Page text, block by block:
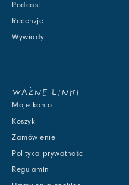
Podcast
Recenzje
Wywiady
WAŻNE LINKI
Moje konto
Koszyk
Zamówienie
Polityka prywatności
Regulamin